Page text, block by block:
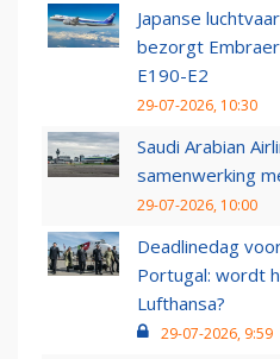
Japanse
bezorgt
E190-E2
29-07-2026, 10:30
Saudi Arabian
samenwerking
29-07-2026, 10:00
Deadlinedag
Portugal: wordt
Lufthansa?
29-07-2026, 9:59